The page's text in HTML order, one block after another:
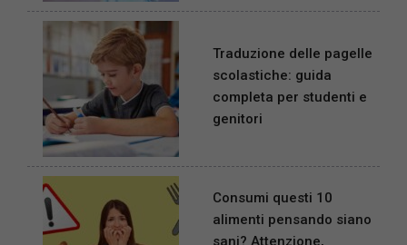
Traduzione delle pagelle
scolastiche: guida
completa per studenti e
genitori
Consumi questi 10
alimenti pensando siano
sani? Attenzione,